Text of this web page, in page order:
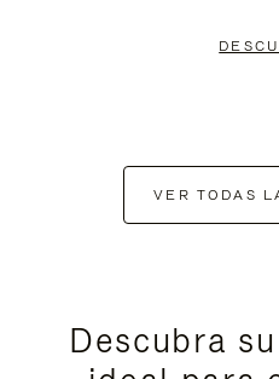
VER TODAS
Descubra